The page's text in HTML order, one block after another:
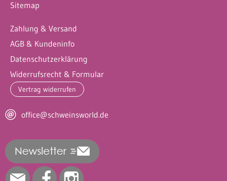
Sitemap
Zahlung & Versand
AGB & Kundeninfo
Datenschutzerklärung
Widerrufsrecht & Formular
Vertrag widerrufen
office@schweinsworld.de